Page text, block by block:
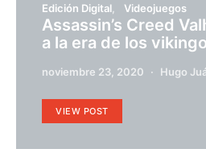
Edición Digital Videojuegos
Assassin’s Creed
a la era de los
noviembre 23, 2020 Hugo
VIEW POST